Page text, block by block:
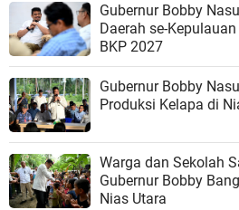
Gubernur Bobby
Daerah se-
BKP 2027
Gubernur Bobby
Produksi Kelapa di
Warga dan Sekolah
Gubernur Bobby
Nias Utara